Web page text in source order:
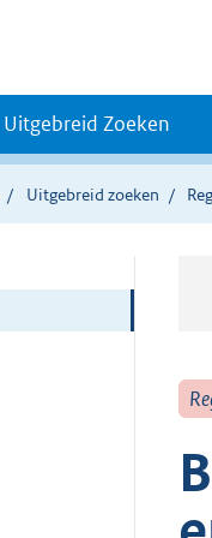
Uitgebreid Zoeken
Uitgebreid zoeken